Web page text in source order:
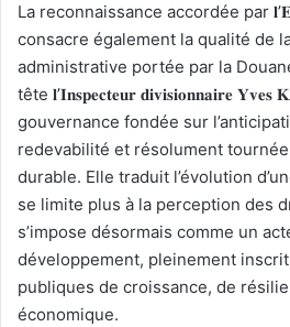
La reconnaissance accordée par
consacre également la qualité de
administrative portée par la
tête 𝐥’𝐈𝐧𝐬𝐩𝐞𝐜𝐭𝐞𝐮𝐫 𝐝𝐢𝐯𝐢𝐬𝐢𝐨𝐧𝐧𝐚𝐢𝐫𝐞
gouvernance fondée sur
redevabilité et résolument
durable. Elle traduit l’évolution
se limite plus à la perception des
s’impose désormais comme un
développement, pleinement
publiques de croissance, de
économique.